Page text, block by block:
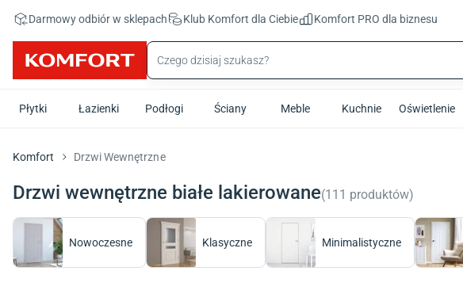
Darmowy odbiór w sklepach Klub Komfort dla Ciebie Komfort PRO dla biznesu
Płytki Łazienki Podłogi Ściany Meble Kuchnie Oświetlenie
Komfort Drzwi Wewnętrzne
Drzwi wewnętrzne białe lakierowane(111 produktów)
Nowoczesne Klasyczne Minimalistyczne